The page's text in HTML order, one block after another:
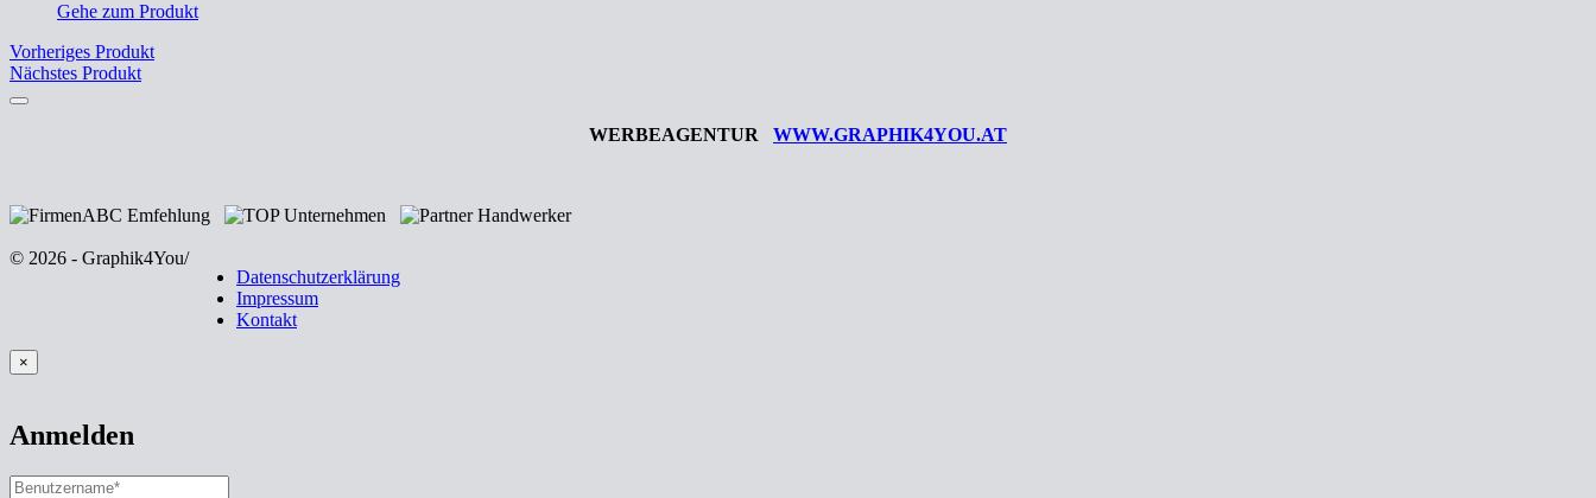
Gehe zum Produkt
Vorheriges Produkt
Nächstes Produkt
WERBEAGENTUR WWW.GRAPHIK4YOU.AT
© 2026 - Graphik4You/
Datenschutzerklärung
Impressum
Kontakt
×
Anmelden
BENUTZERNAME